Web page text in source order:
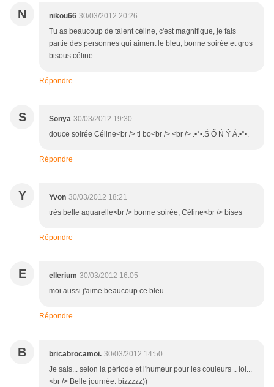
N nikou66 30/03/2012 20:26
Tu as beaucoup de talent céline, c'est magnifique, je fais
partie des personnes qui aiment le bleu, bonne soirée et gros
bisous céline
Répondre
S Sonya 30/03/2012 19:30
douce soirée Céline<br /> ti bo<br /> <br /> .•°•.Ś Ő Ń Ŷ Á.•°•.
Répondre
Y Yvon 30/03/2012 18:21
très belle aquarelle<br /> bonne soirée, Céline<br /> bises
Répondre
E ellerium 30/03/2012 16:05
moi aussi j'aime beaucoup ce bleu
Répondre
B bricabrocamoi. 30/03/2012 14:50
Je sais... selon la période et l'humeur pour les couleurs .. lol...
<br /> Belle journée. bizzzzz))